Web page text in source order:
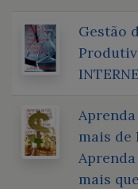
Gestão
mais de
mais